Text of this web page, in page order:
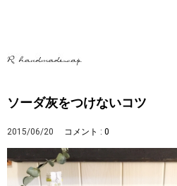
ソーダ灰をつけないコツ
2015/06/20 コメント : 0